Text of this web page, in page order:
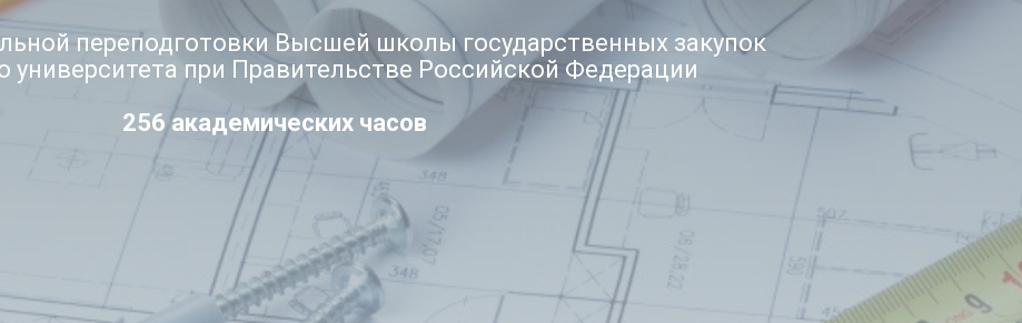
переподготовки Высшей школы государственных закупок
университета при Правительстве Российской Федерации
256 академических часов